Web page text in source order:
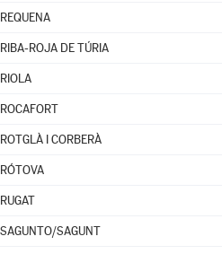
REQUENA
RIBA-ROJA DE TÚRIA
RIOLA
ROCAFORT
ROTGLÀ I CORBERÀ
RÓTOVA
RUGAT
SAGUNTO/SAGUNT